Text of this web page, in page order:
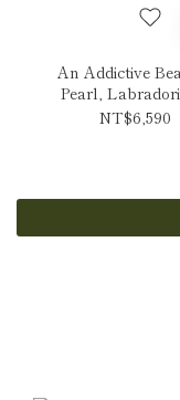
An Addictive
Pearl,
Tanzanite
NT$6,590